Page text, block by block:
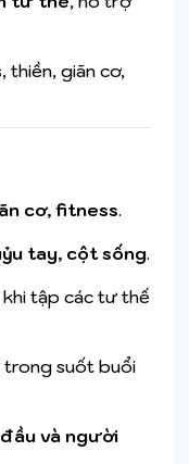
thiền, giãn cơ,
cơ, fitness.
tay, cột sống.
tập các tư thế
trong suốt buổi
và người